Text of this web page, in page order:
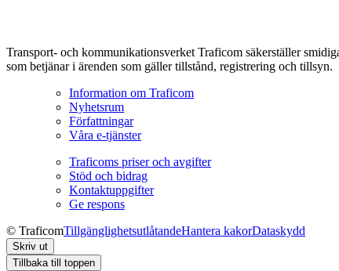
Transport- och kommunikationsverket Traficom säkerställer
som betjänar i ärenden som gäller tillstånd, registrering och tillsyn.
Information om Traficom
Nyhetsrum
Författningar
Våra e-tjänster
Traficoms priser och avgifter
Stöd och bidrag
Kontaktuppgifter
Ge respons
© TraficomTillgänglighetsutlåtandeHantera kakorDataskydd
Skriv ut
Tillbaka till toppen